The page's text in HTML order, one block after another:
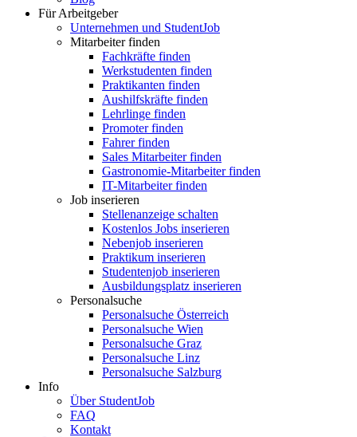
Für Arbeitgeber
Unternehmen und StudentJob
Mitarbeiter finden
Fachkräfte finden
Werkstudenten finden
Praktikanten finden
Aushilfskräfte finden
Lehrlinge finden
Promoter finden
Fahrer finden
Sales Mitarbeiter finden
Gastronomie-Mitarbeiter finden
IT-Mitarbeiter finden
Job inserieren
Stellenanzeige schalten
Kostenlos Jobs inserieren
Nebenjob inserieren
Praktikum inserieren
Studentenjob inserieren
Ausbildungsplatz inserieren
Personalsuche
Personalsuche Österreich
Personalsuche Wien
Personalsuche Graz
Personalsuche Linz
Personalsuche Salzburg
Info
Über StudentJob
FAQ
Kontakt